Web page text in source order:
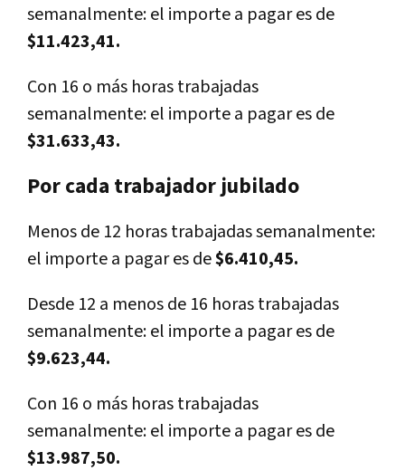
semanalmente: el importe a pagar es de
$11.423,41.
Con 16 o más horas trabajadas
semanalmente: el importe a pagar es de
$31.633,43.
Por cada trabajador jubilado
Menos de 12 horas trabajadas semanalmente:
el importe a pagar es de$6.410,45.
Desde 12 a menos de 16 horas trabajadas
semanalmente: el importe a pagar es de
$9.623,44.
Con 16 o más horas trabajadas
semanalmente: el importe a pagar es de
$13.987,50.